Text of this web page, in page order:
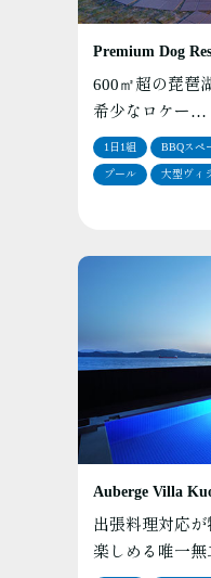
Premium Dog
600㎡超の琵琶
希少なロケー…
1日1組 BBQスペ
プール 大型ヴィ
Auberge Villa
出張料理対応
楽しめる唯一